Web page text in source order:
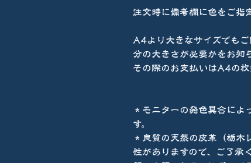
注文時に備考欄に色をご指
A4より大きなサイズでも
分の大きさが必要かをお知
その際のお支払いはA4の枚
＊モニターの発色具合によ
す。
＊良質の天然の皮革（栃木
性がありますので、ご了承